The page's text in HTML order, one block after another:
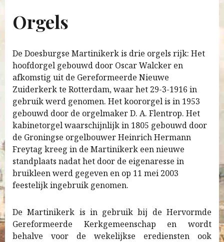
Orgels
De Doesburgse Martinikerk is drie orgels rijk: Het
hoofdorgel gebouwd door Oscar Walcker en
afkomstig uit de Gereformeerde Nieuwe
Zuiderkerk te Rotterdam, waar het 29-3-1916 in
gebruik werd genomen. Het koororgel is in 1953
gebouwd door de orgelmaker D. A. Flentrop. Het
kabinetorgel waarschijnlijk in 1805 gebouwd door
de Groningse orgelbouwer Heinrich Hermann
Freytag kreeg in de Martinikerk een nieuwe
standplaats nadat het door de eigenaresse in
bruikleen werd gegeven en op 11 mei 2003
feestelijk ingebruik genomen.
De Martinikerk is in gebruik bij de Hervormde
Gereformeerde Kerkgemeenschap en wordt
behalve voor de wekelijkse erediensten ook